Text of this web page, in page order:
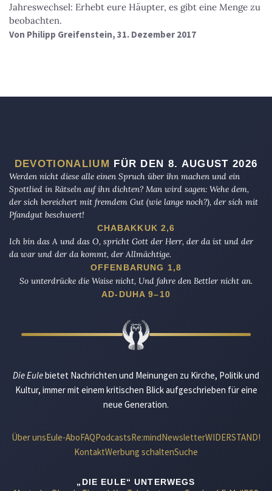
Jahreswechsel: Erhebt eure Häupter, es gibt eine Menge zu
beobachten.
Von Philipp Greifenstein, 31. Dezember 2017
DEVOTIONALIUM FÜR DEN 8. AUGUST 2026
Werden nicht diese alle einen Spruch über ihn machen und ein
Spottlied in Rätseln auf ihn dichten? Man wird sagen: Wehe dem,
der sich bereichert mit fremdem Gut (wie lange noch?), der sich mit
Pfandgut beschwert!
CHABAKKUK 2,6
Ich bin das A und das O, spricht Gott der Herr, der da ist und der
da war und der da kommt, der Allmächtige.
OFFENBARUNG 1,8
So unterdrücke die Waise nicht, Und fahre den Bettler nicht an.
AD-DUHA 9–10
Die Eulebietet Nachrichten und Meinungen zu Kirche, Politik und
Kultur, immer mit einem kritischen Blick aufgeschrieben für eine
neue Generation.
Über unsEule-AboFAQPodcastsRe:mindNewsletterWIDERSTAND!
KontaktWerbung schaltenSuche
„DIE EULE“ UNTERWEGS